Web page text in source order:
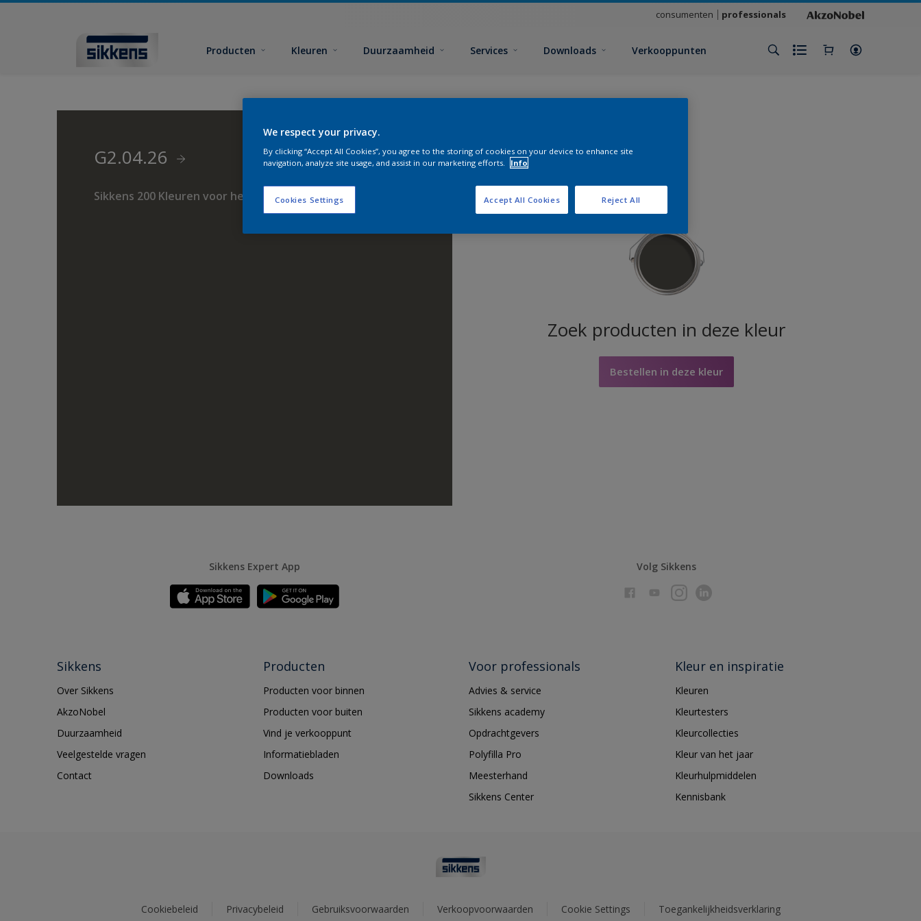
consumenten professionals
Producten Kleuren Duurzaamheid Services Downloads Verkooppunten
G2.04.26
Sikkens 200 Kleuren voor het Interieur
Zoek producten in deze kleur
Bestellen in deze kleur
Sikkens Expert App Volg Sikkens
Sikkens
Over Sikkens
AkzoNobel
Duurzaamheid
Veelgestelde vragen
Contact
Producten
Producten voor binnen
Producten voor buiten
Vind je verkooppunt
Informatiebladen
Downloads
Voor professionals
Advies & service
Sikkens academy
Opdrachtgevers
Polyfilla Pro
Meesterhand
Sikkens Center
Kleur en inspiratie
Kleuren
Kleurtesters
Kleurcollecties
Kleur van het jaar
Kleurhulpmiddelen
Kennisbank
Cookiebeleid Privacybeleid Gebruiksvoorwaarden Verkoopvoorwaarden Cookie Settings Toegankelijkheidsverklaring
We respect your privacy.
By clicking “Accept All Cookies”, you agree to the storing of cookies on your device to enhance site
navigation, analyze site usage, and assist in our marketing efforts.
Info
Cookies Settings Reject All
Accept All Cookies